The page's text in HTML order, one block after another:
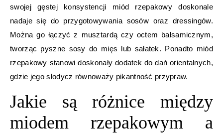
swojej gęstej konsystencji miód rzepakowy doskonale
nadaje się do przygotowywania sosów oraz dressingów.
Można go łączyć z musztardą czy octem balsamicznym,
tworząc pyszne sosy do mięs lub sałatek. Ponadto miód
rzepakowy stanowi doskonały dodatek do dań orientalnych,
gdzie jego słodycz równoważy pikantność przypraw.
Jakie są różnice między
miodem rzepakowym a